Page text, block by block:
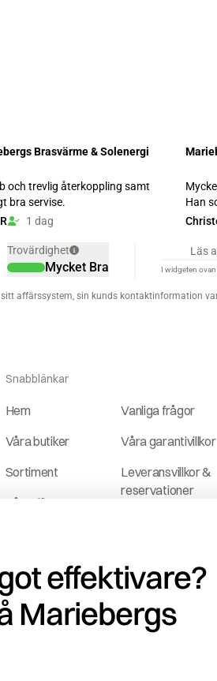
Snabblänkar
Hem
Våra butiker
Sortiment
Våra tjänster
Service &
reservdelar
ROT-avdrag
Vanliga frågor
Våra garantivillkor
Leveransvillkor &
reservationer
Jobba hos och
med oss
Vedklubben
effektivare?
Mariebergs